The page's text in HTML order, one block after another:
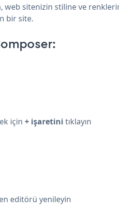
sitenizin stiline ve
bir site.
için + işaretini tıklayın
editörü yenileyin